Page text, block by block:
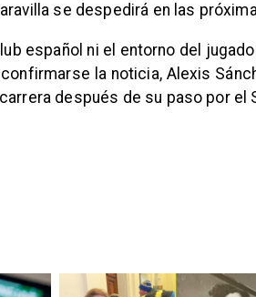
se despedirá en las
español ni el entorno del
la noticia, Alexis
después de su paso por el